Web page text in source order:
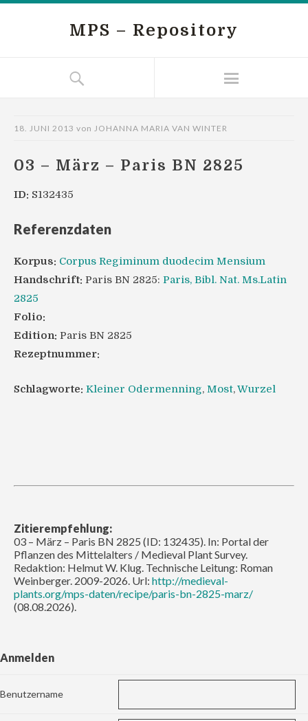
MPS – Repository
18. JUNI 2013 von JOHANNA MARIA VAN WINTER
03 – März – Paris BN 2825
ID: S132435
Referenzdaten
Korpus: Corpus Regiminum duodecim Mensium
Handschrift: Paris BN 2825: Paris, Bibl. Nat. Ms.Latin
2825
Folio:
Edition: Paris BN 2825
Rezeptnummer:
Schlagworte: Kleiner Odermenning, Most,Wurzel
Zitierempfehlung:
03 – März – Paris BN 2825 (ID: 132435). In: Portal der
Pflanzen des Mittelalters / Medieval Plant Survey.
Redaktion: Helmut W. Klug. Technische Leitung: Roman
Weinberger. 2009-2026. Url: http://medieval-
plants.org/mps-daten/recipe/paris-bn-2825-marz/
(08.08.2026).
Anmelden
Benutzername